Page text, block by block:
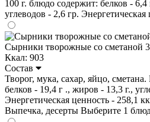
100 г. блюдо содержит: белков -
углеводов - 2,6 гр.
Сырники творожные со сметаной
Ккал: 903
Состав
Творог, мука, сахар, яйцо,
белков - 19,4 г ., жиров - 13,3 г.,
Энергетическая ценность - 258,1
Выпечка, десерты Выберите 1